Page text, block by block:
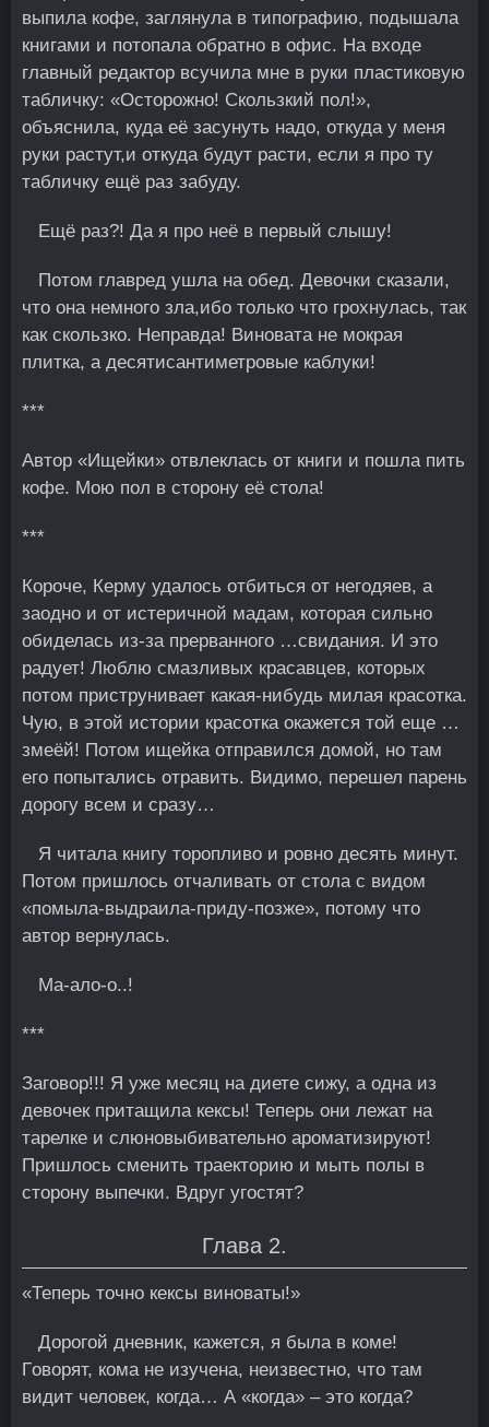
выпила кофе, заглянула в типографию, подышала
книгами и потопала обратно в офис. На входе
главный редактор всучила мне в руки пластиковую
табличку: «Осторожно! Скользкий пол!»,
объяснила, куда её засунуть надо, откуда у меня
руки растут,и откуда будут расти, если я про ту
табличку ещё раз забуду.
Ещё раз?! Да я прo неё в первый слышу!
Потом главред ушла на обед. Девочки сказали,
что она немного зла,ибо только что грохнулась, так
как скользко. Неправда! Виновата не мокрая
плитка, а десятисантиметровые каблуки!
***
Автор «Ищейки» oтвлеклась от книги и пошла пить
кофе. Мою пол в сторону её стола!
***
Короче, Керму удалось отбиться от негодяев, а
заодно и от истеричной мадам, которая сильно
обиделась из-за прерванного …свидания. И это
радует! Люблю смазливых красавцев, которых
потом приструнивает какая-нибудь милая красотка.
Чую, в этой истории красотка окажется той еще …
змеёй! Потом ищейка отправился домой, но там
его попытались отравить. Видимо, перешел парень
дорогу всем и сразу…
Я читала книгу торопливo и ровно десять минут.
Потом пришлось отчаливать от стола с видoм
«помыла-выдраила-приду-позже», потому что
автор вернулась.
Ма-ало-о..!
***
Заговор!!! Я уже месяц на диете сижу, а одна из
девочек притащила кексы! Теперь они лежат на
тарелке и слюновыбивательно ароматизируют!
Пришлось сменить траекторию и мыть полы в
сторону выпечки. Вдруг угостят?
Глава 2.
«Теперь точно кексы виноваты!»
Дорогой дневник, кажется, я была в коме!
Γоворят, кома не изучена, неизвестно, что там
видит человек, когда… А «когда» – это когда?